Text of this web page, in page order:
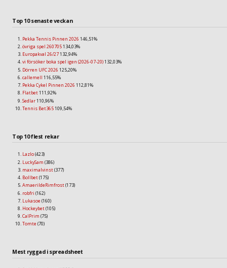
Top 10 senaste veckan
Pekka Tennis Pinnen 2026 146,51%
övriga spel 260705134,03%
Europakval 26/27132,94%
vi försöker boka spel igen (2026-07-20)132,03%
Dörren UFC 2026 125,20%
callemell 116,55%
Pekka Cykel Pinnen 2026 112,81%
Flatbet111,92%
Sedlar110,96%
Tennis Bet365109,54%
Top 10 flest rekar
Lazlo(423)
LuckySam (386)
maximalvinst(377)
Bollbet(175)
AmaerildeRimfrost(173)
robfri (162)
Lukasoe (160)
Hockeybet(105)
CalPrim (75)
Tomte (70)
Mest ryggad i spreadsheet